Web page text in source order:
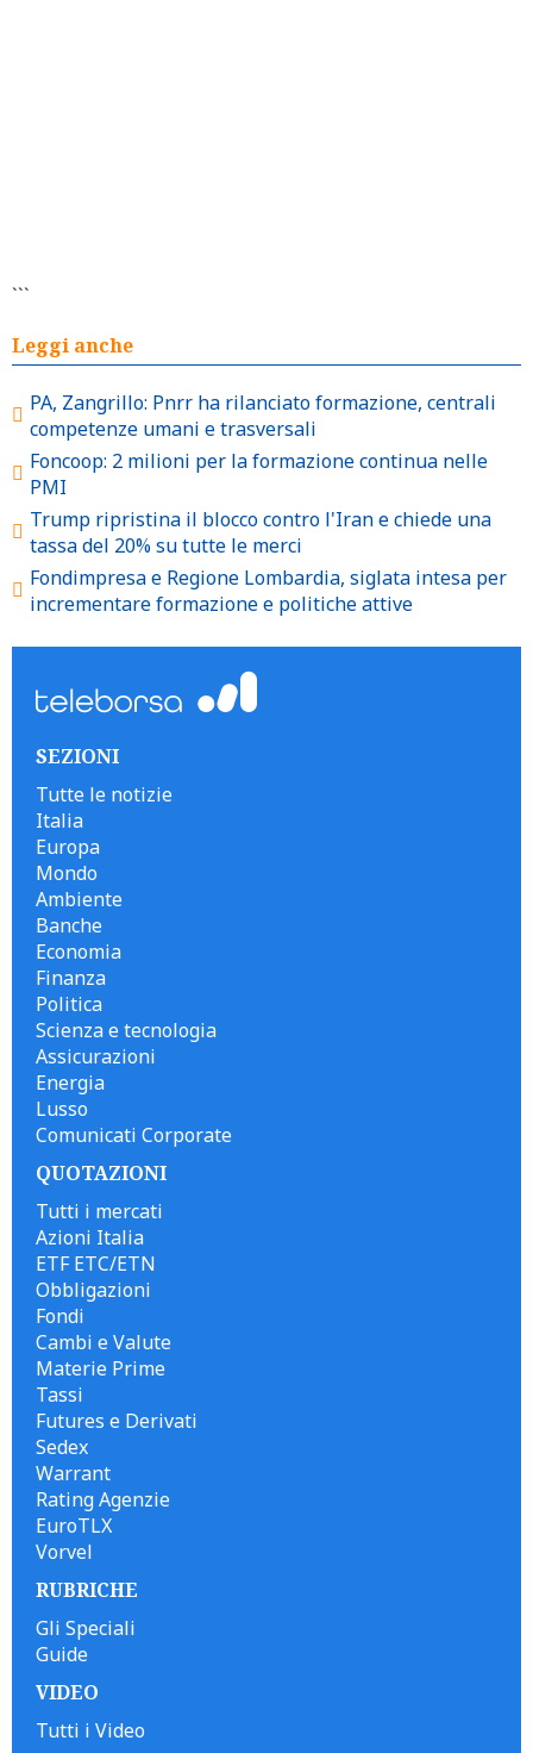
```
Leggi anche
PA, Zangrillo: Pnrr ha rilanciato formazione, centrali
competenze umani e trasversali
Foncoop: 2 milioni per la formazione continua nelle
PMI
Trump ripristina il blocco contro l'Iran e chiede una
tassa del 20% su tutte le merci
Fondimpresa e Regione Lombardia, siglata intesa per
incrementare formazione e politiche attive
SEZIONI
Tutte le notizie
Italia
Europa
Mondo
Ambiente
Banche
Economia
Finanza
Politica
Scienza e tecnologia
Assicurazioni
Energia
Lusso
Comunicati Corporate
QUOTAZIONI
Tutti i mercati
Azioni Italia
ETF ETC/ETN
Obbligazioni
Fondi
Cambi e Valute
Materie Prime
Tassi
Futures e Derivati
Sedex
Warrant
Rating Agenzie
EuroTLX
Vorvel
RUBRICHE
Gli Speciali
Guide
VIDEO
Tutti i Video